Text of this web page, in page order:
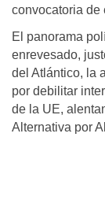
convocatoria de
El panorama
enrevesado,
del Atlántico, la
por debilitar
de la UE,
Alternativa por